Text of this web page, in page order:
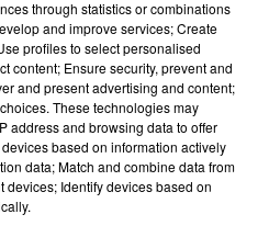
vos places pour
Ride the Show à
!
vos places pour le
Gourmand 2026
through statistics or combinations
and improve services; Create
profiles to select personalised
content; Ensure security, prevent and
and present advertising and content;
These technologies may
address and browsing data to offer
based on information actively
data; Match and combine data from
devices; Identify devices based on